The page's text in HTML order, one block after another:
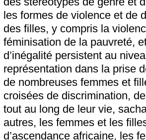
les formes de violence et de
des filles, y compris la
féminisation de la pauvreté,
d’inégalité persistent au
représentation dans la prise
de nombreuses femmes et
croisées de discrimination,
tout au long de leur vie,
autres, les femmes et les
d’ascendance africaine, les